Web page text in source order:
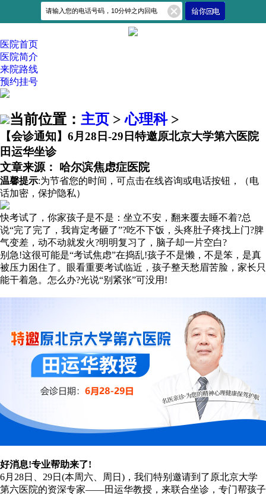
医院首页
医院简介
来院路线
预约挂号
当前位置： 主页 >心理科>
【会诊通知】6月28日-29日特邀原北京大学第六医院
田运华坐诊
文章来源： 哈尔滨焦虑症医院
温馨提示:为节省您的时间，可点击在线咨询或电话按钮，（电
话加密，保护隐私）
快考试了，你家孩子是不是：坐立不安，翻来覆去睡不着?总
说“完了完了，我肯定考砸了”?吃不下饭，头疼肚子疼找上门?脾
气变差，动不动就发火?明明复习了，脑子却一片空白?
别急!这很可能是“考试焦虑”在捣乱!孩子不是懒，不是笨，是真
被压力困住了。眼看重要考试临近，孩子整天愁眉苦脸，家长只
能干着急。怎么办?光说“别紧张”可没用!
好消息!专业帮助来了!
6月28日、29日(本周六、周日)，我们特别邀请到了原北京大学
第六医院的资深专家——田运华教授，来联合坐诊，专门帮孩子